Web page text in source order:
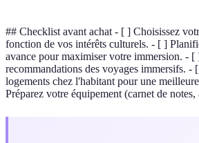
## Checklist avant achat - [ ] Choisissez
fonction de vos intérêts culturels. - [ ]
avance pour maximiser votre immersion. -
recommandations des voyages immersifs. -
logements chez l'habitant pour une
Préparez votre équipement (carnet de